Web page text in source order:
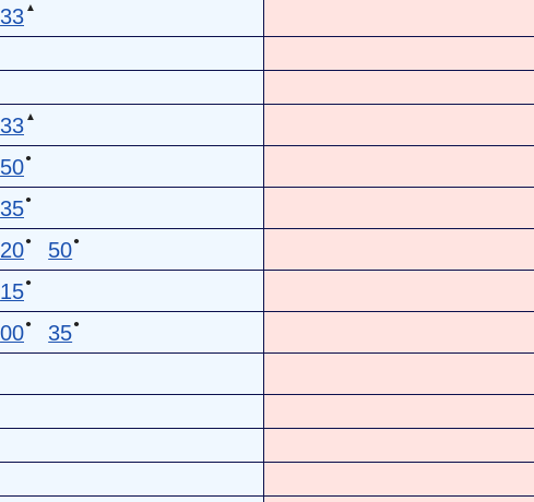
33 ▲
33 ▲
50●
35●
20● 50●
15●
00● 35●